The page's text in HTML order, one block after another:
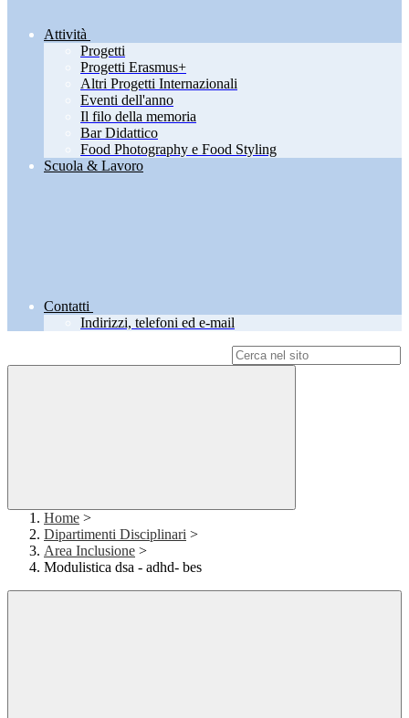
Attività
Progetti
Progetti Erasmus+
Altri Progetti Internazionali
Eventi dell'anno
Il filo della memoria
Bar Didattico
Food Photography e Food Styling
Scuola & Lavoro
Contatti
Indirizzi, telefoni ed e-mail
Home >
Dipartimenti Disciplinari >
Area Inclusione >
Modulistica dsa - adhd- bes